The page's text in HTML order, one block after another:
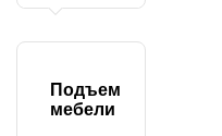
Подъем
мебели